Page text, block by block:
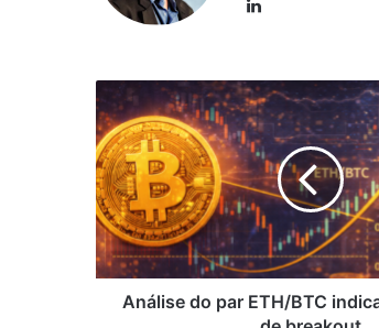
Análise
do
par
ETH/BTC
indica
possibilidade
de
breakout
Análise do par ETH/BTC